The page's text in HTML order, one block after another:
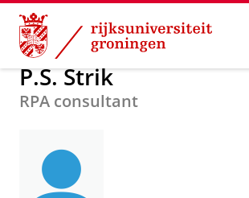
Skip
Content
Skip
Navigation
Over ons P.S. Strik
P.S. Strik
RPA consultant